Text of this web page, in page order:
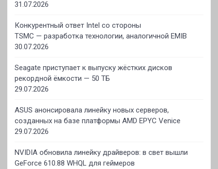
31.07.2026
Конкурентный ответ Intel со стороны
TSMC — разработка технологии, аналогичной EMIB
30.07.2026
Seagate приступает к выпуску жёстких дисков
рекордной ёмкости — 50 ТБ
29.07.2026
ASUS анонсировала линейку новых серверов,
созданных на базе платформы AMD EPYC Venice
29.07.2026
NVIDIA обновила линейку драйверов: в свет вышли
GeForce 610.88 WHQL для геймеров